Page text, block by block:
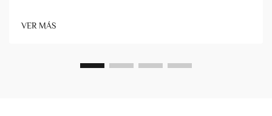
transformando de forma fiable los diseños en productos de
alta calidad que llegan puntualmente. Por el contrario, ch...
VER MÁS